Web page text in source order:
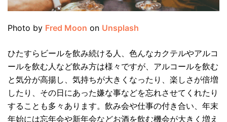
Photo by Fred Moon on Unsplash
ひたすらビールを飲み続ける人、色んなカクテルやアルコ
ールを飲む人など飲み方は様々ですが、アルコールを飲む
と気分が高揚し、気持ちが大きくなったり、楽しさが倍増
したり、その日にあった嫌な事などを忘れさせてくれたり
することも多々あります。飲み会や仕事の付き合い、年末
年始には忘年会や新年会などお酒を飲む機会が大きく増え